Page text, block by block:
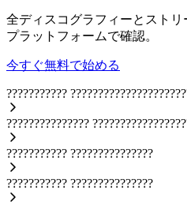
全ディスコグラフィーとスト
プラットフォームで確認。
今すぐ無料で始める
???????????
???????????????
??????????? ???????????????
??????????? ???????????????